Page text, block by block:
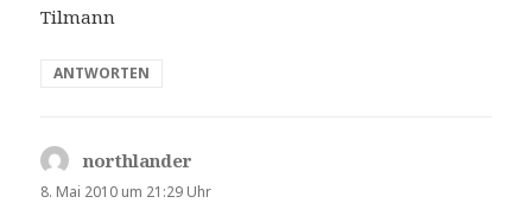
Tilmann
ANTWORTEN
northlander
8. Mai 2010 um 21:29 Uhr